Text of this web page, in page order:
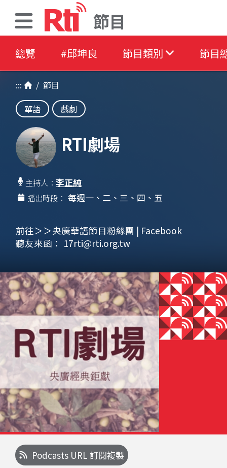
節目
總覽 #邱坤良 節目類別 節目
::: / 節目
華語
戲劇
RTI劇場
主持人：李正純
播出時段： 每週一、二、三、四、五
前往＞＞央廣華語節目粉絲團 | Facebook
聽友來函： 17rti@rti.org.tw
Podcasts URL 訂閱複製